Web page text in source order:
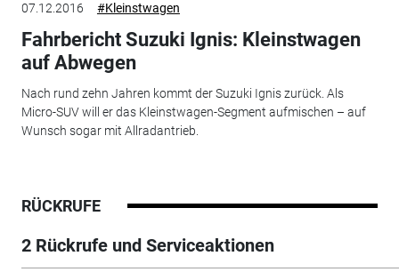
07.12.2016 #Kleinstwagen
Fahrbericht Suzuki Ignis: Kleinstwagen
auf Abwegen
Nach rund zehn Jahren kommt der Suzuki Ignis zurück. Als
Micro-SUV will er das Kleinstwagen-Segment aufmischen – auf
Wunsch sogar mit Allradantrieb.
RÜCKRUFE
2 Rückrufe und Serviceaktionen